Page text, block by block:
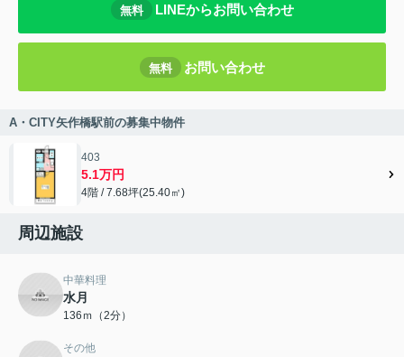
無料 LINEからお問い合わせ
無料 お問い合わせ
A・CITY矢作橋駅前の募集中物件
403
5.1万円
4階 / 7.68坪(25.40㎡)
周辺施設
中華料理
水月
136ｍ（2分）
その他